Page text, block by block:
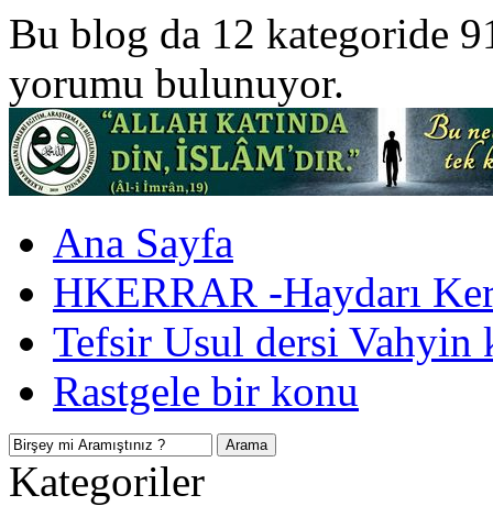
Bu blog da 12 kategoride
yorumu bulunuyor.
Ana Sayfa
HKERRAR -Haydarı
Tefsir Usul dersi Vahyin
Rastgele bir konu
Kategoriler